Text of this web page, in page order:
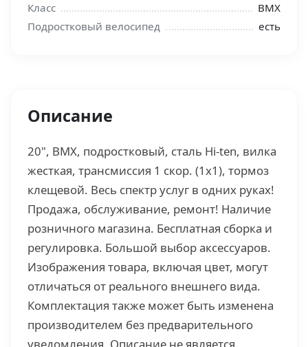
Класс
BMX
Подростковый велосипед
есть
Описание
20", BMX, подростковый, сталь Hi-ten, вилка
жесткая, трансмиссия 1 скор. (1х1), тормоз
клещевой. Весь спектр услуг в одних руках!
Продажа, обслуживание, ремонт! Наличие
розничного магазина. Бесплатная сборка и
регулировка. Большой выбор аксессуаров.
Изображения товара, включая цвет, могут
отличаться от реального внешнего вида.
Комплектация также может быть изменена
производителем без предварительного